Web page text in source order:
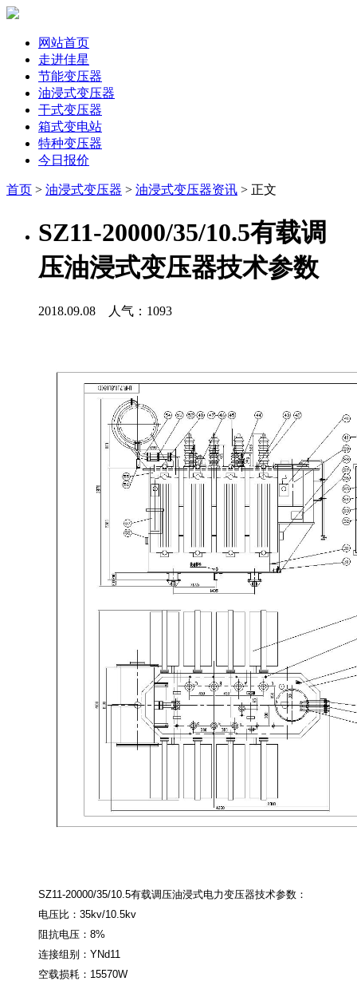
网站首页
走进佳星
节能变压器
油浸式变压器
干式变压器
箱式变电站
特种变压器
今日报价
首页 > 油浸式变压器 > 油浸式变压器资讯 > 正文
SZ11-20000/35/10.5有载调
压油浸式变压器技术参数
2018.09.08 人气： 1093
SZ11-20000/35/10.5有载调压油浸式电力变压器技术参数：
电压比： 35kv/10.5kv
阻抗电压： 8%
连接组别： YNd11
空载损耗： 15570W